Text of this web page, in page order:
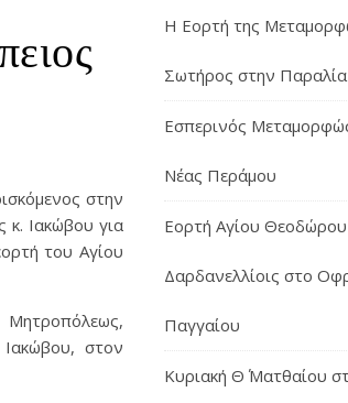
στην
κ. Ιακώβου για
του Αγίου
στον
Η Εορτή της
Σωτήρος στην
Εσπερινός
Νέας Περάμου
Εορτή Αγίου
Δαρδανελλίοις στο
Παγγαίου
Κυριακή Θ΄ Ματθαίου